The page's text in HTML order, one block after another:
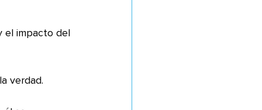
el impacto del
verdad.